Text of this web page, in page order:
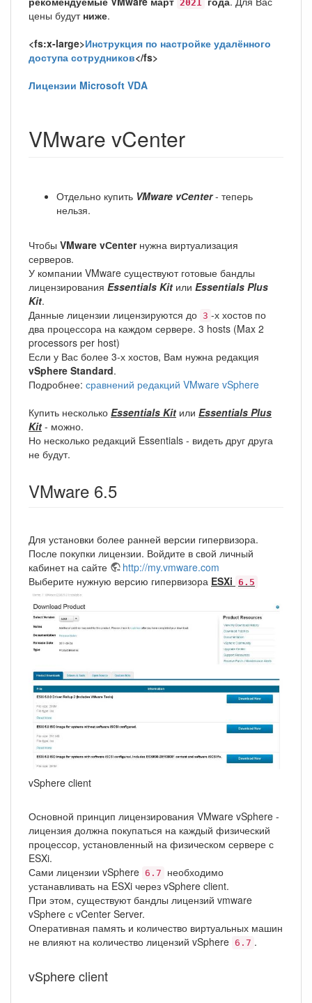
2021
цены будут ниже.
<fs:x-large>Инструкция по настройке удалённого
доступа сотрудников</fs>
Лицензии Microsoft VDA
VMware vCenter
Отдельно купить VMware vСenter- теперь
нельзя.
Чтобы VMware vСenterнужна виртуализация
серверов.
У компании VMware существуют готовые бандлы
лицензирования Essentials Kit или Essentials Plus
Kit.
Данные лицензии лицензируются до 3 -х хостов по
два процессора на каждом сервере. 3 hosts (Max 2
processors per host)
Если у Вас более 3-х хостов, Вам нужна редакция
vSphere Standard.
Подробнее: сравнений редакций VMware vSphere
Купить несколько Essentials Kit или Essentials Plus
Kit - можно.
Но несколько редакций Essentials - видеть друг друга
не будут.
VMware 6.5
Для установки более ранней версии гипервизора.
После покупки лицензии. Войдите в свой личный
кабинет на сайте
http://my.vmware.com
Выберите нужную версию гипервизора ESXi 6.5
vSphere client
Основной принцип лицензирования VMware vSphere -
лицензия должна покупаться на каждый физический
процессор, установленный на физическом сервере с
ESXi.
Сами лицензии vSphere 6.7
необходимо
устанавливать на ESXi через vSphere client.
При этом, существуют бандлы лицензий vmware
vSphere с vCenter Server.
Оперативная память и количество виртуальных машин
не влияют на количество лицензий vSphere 6.7 .
vSphere client